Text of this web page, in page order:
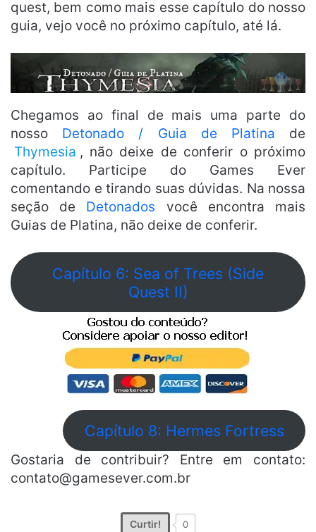
quest, bem como mais esse capítulo do nosso
guia, vejo você no próximo capítulo, até lá.
Chegamos ao final de mais uma parte do
nosso Detonado / Guia de Platina de
Thymesia , não deixe de conferir o próximo
capítulo. Participe do Games Ever
comentando e tirando suas dúvidas. Na nossa
seção de Detonados você encontra mais
Guias de Platina, não deixe de conferir.
Capítulo 6: Sea of Trees (Side
Quest II)
Capítulo 8: Hermes Fortress
Gostaria de contribuir? Entre em contato:
contato@gamesever.com.br
Curtir! 0